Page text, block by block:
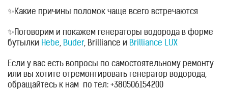
БЛОГ
ОТЗЫВЫ
КОНТАКТЫ
✨Какие причины поломок чаще всего встречаются
✨ Поговорим и покажем генераторы водорода в форме
бутылки Hebe, Buder, Brilliance и Brilliance LUX
Если у вас есть вопросы по самостоятельному ремонту
или вы хотите отремонтировать генератор водорода,
обращайтесь к нам по тел: +380506154200